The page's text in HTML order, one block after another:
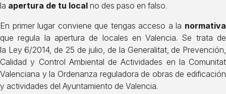
la apertura de tu local no des paso en falso.
En primer lugar conviene que tengas acceso a la normativa
que regula la apertura de locales en Valencia. Se trata de
la Ley 6/2014, de 25 de julio, de la Generalitat, de Prevención,
Calidad y Control Ambiental de Actividades en la Comunitat
Valenciana y la Ordenanza reguladora de obras de edificación
y actividades del Ayuntamiento de Valencia.